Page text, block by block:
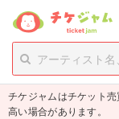
person_add 新規会員
チケットを探す
チケジャムはチケット
高い場合があります。